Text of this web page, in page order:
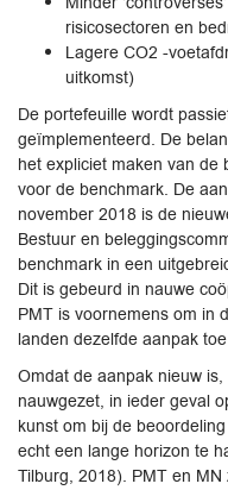
risicosectoren en
Lagere CO2 -
uitkomst)
De portefeuille wordt
geïmplementeerd. De
het expliciet maken van de
voor de benchmark. De
november 2018 is de
Bestuur en
benchmark in een
Dit is gebeurd in nauwe
PMT is voornemens om in
landen dezelfde aanpak
Omdat de aanpak nieuw
nauwgezet, in ieder geval
kunst om bij de
echt een lange horizon te
Tilburg, 2018). PMT en